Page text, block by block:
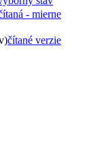
- mierne
čítané verzie